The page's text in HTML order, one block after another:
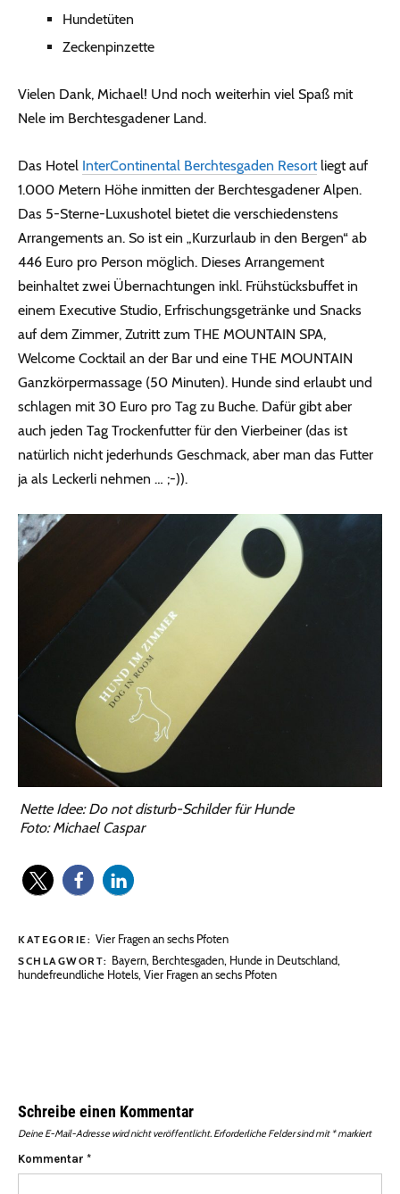
Hundetüten
Zeckenpinzette
Vielen Dank, Michael! Und noch weiterhin viel Spaß mit
Nele im Berchtesgadener Land.
Das Hotel InterContinental Berchtesgaden Resortliegt auf
1.000 Metern Höhe inmitten der Berchtesgadener Alpen.
Das 5-Sterne-Luxushotel bietet die verschiedenstens
Arrangements an. So ist ein „Kurzurlaub in den Bergen“ ab
446 Euro pro Person möglich. Dieses Arrangement
beinhaltet zwei Übernachtungen inkl. Frühstücksbuffet in
einem Executive Studio, Erfrischungsgetränke und Snacks
auf dem Zimmer, Zutritt zum THE MOUNTAIN SPA,
Welcome Cocktail an der Bar und eine THE MOUNTAIN
Ganzkörpermassage (50 Minuten). Hunde sind erlaubt und
schlagen mit 30 Euro pro Tag zu Buche. Dafür gibt aber
auch jeden Tag Trockenfutter für den Vierbeiner (das ist
natürlich nicht jederhunds Geschmack, aber man das Futter
ja als Leckerli nehmen … ;-)).
Nette Idee: Do not disturb-Schilder für Hunde
Foto: Michael Caspar
KATEGORIE: Vier Fragen an sechs Pfoten
SCHLAGWORT: Bayern, Berchtesgaden, Hunde in Deutschland,
hundefreundliche Hotels, Vier Fragen an sechs Pfoten
Schreibe einen Kommentar
Deine E-Mail-Adresse wird nicht veröffentlicht. Erforderliche Felder sind mit *markiert
Kommentar *